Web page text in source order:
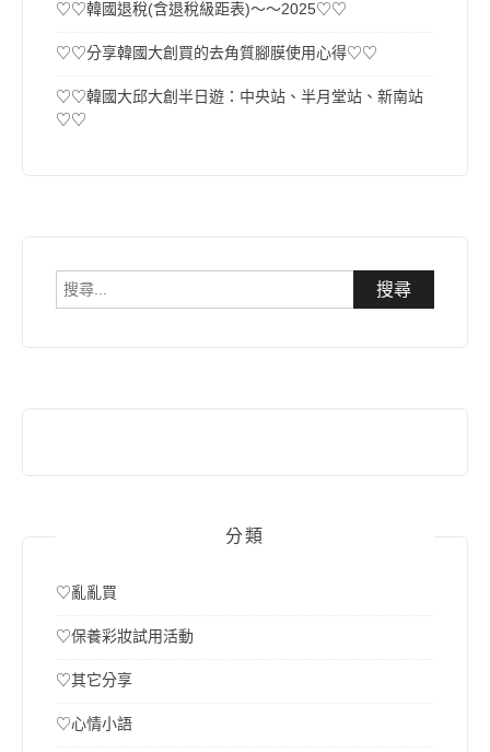
♡♡韓國退稅(含退稅級距表)～～2025♡♡
♡♡分享韓國大創買的去角質腳膜使用心得♡♡
♡♡韓國大邱大創半日遊：中央站、半月堂站、新南站
♡♡
搜
分類
♡亂亂買
♡保養彩妝試用活動
♡其它分享
♡心情小語